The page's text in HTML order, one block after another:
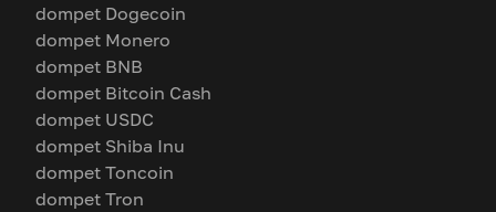
dompet Dogecoin
dompet Monero
dompet BNB
dompet Bitcoin Cash
dompet USDC
dompet Shiba Inu
dompet Toncoin
dompet Tron